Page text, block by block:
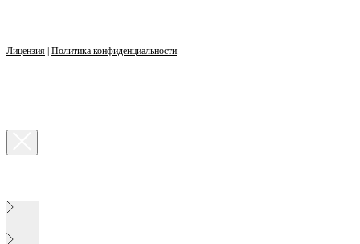
Лицензия | Политика конфиденциальности